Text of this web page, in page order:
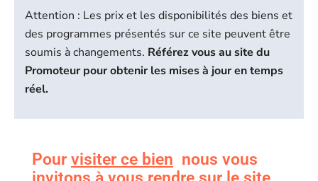
Attention : Les prix et les disponibilités des biens et
des programmes présentés sur ce site peuvent être
soumis à changements. Référez vous au site du
Promoteur pour obtenir les mises à jour en temps
réel.
Pour visiter ce bien nous vous